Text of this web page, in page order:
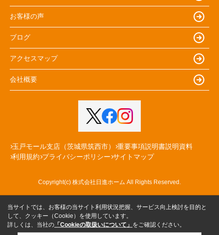
お客様の声
ブログ
アクセスマップ
会社概要
玉戸モール支店（茨城県筑西市）
重要事項説明書説明資料
利用規約 プライバシーポリシー サイトマップ
Copyright(c) 株式会社日進ホーム All Rights Reserved.
当サイトでは、お客様の当サイト利用状況把握、サービス向上検討を目的と
して、クッキー（Cookie）を使用しています。
詳しくは、当社の 「Cookieの取扱いについて」 をご確認ください。